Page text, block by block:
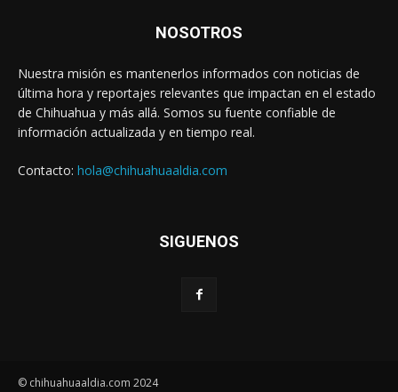
NOSOTROS
Nuestra misión es mantenerlos informados con noticias de
última hora y reportajes relevantes que impactan en el estado
de Chihuahua y más allá. Somos su fuente confiable de
información actualizada y en tiempo real.
Contacto: hola@chihuahuaaldia.com
SIGUENOS
© chihuahuaaldia.com 2024